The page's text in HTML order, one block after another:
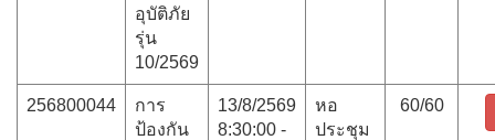
อุบัติภัย
รุ่น
10/2569
256800044
การ
ป้องกัน
13/8/2569
8:30:00 -
หอ
ประชุม
60/60